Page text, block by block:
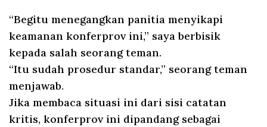
“Begitu menegangkan panitia menyikapi
keamanan konferprov ini,” saya berbisik
kepada salah seorang teman.
“Itu sudah prosedur standar,” seorang teman
menjawab.
Jika membaca situasi ini dari sisi catatan
kritis, konferprov ini dipandang sebagai